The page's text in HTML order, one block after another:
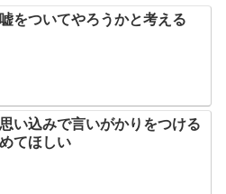
をついてやろうかと考える
い込みで言いがかりをつける
てほしい